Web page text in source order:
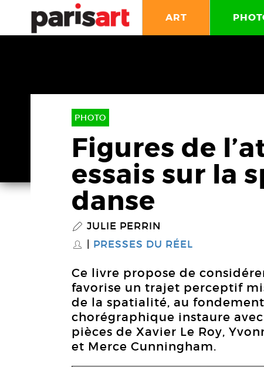
ART
PHOTO
Figures de
essais sur la
danse
P JULIE PERRIN
S PRESSES DU RÉEL
Ce livre propose de
favorise un trajet perceptif
de la spatialité, au
chorégraphique instaure
pièces de Xavier Le Roy,
et Merce Cunningham.